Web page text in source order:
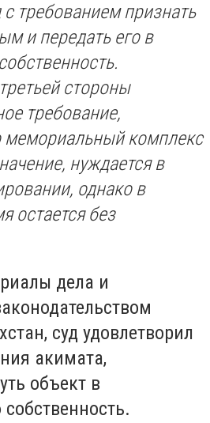
с требованием признать
и передать его в
стороны
требование,
мемориальный комплекс
нуждается в
однако в
остается без
дела и
суд удовлетворил
акимата,
объект в